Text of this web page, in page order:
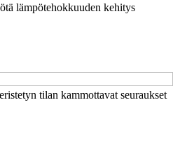
lämpötehokkuuden kehitys
tilan kammottavat seuraukset